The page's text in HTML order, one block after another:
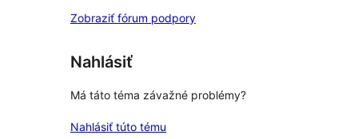
Zobraziť fórum podpory
Nahlásiť
Má táto téma závažné problémy?
Nahlásiť túto tému